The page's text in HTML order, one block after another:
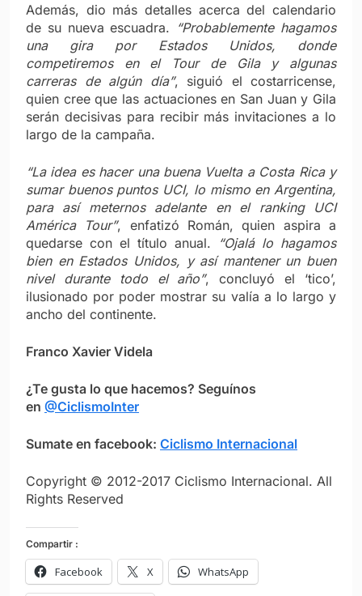
Además, dio más detalles acerca del calendario
de su nueva escuadra. “Probablemente hagamos
una gira por Estados Unidos, donde
competiremos en el Tour de Gila y algunas
carreras de algún día”, siguió el costarricense,
quien cree que las actuaciones en San Juan y Gila
serán decisivas para recibir más invitaciones a lo
largo de la campaña.
“La idea es hacer una buena Vuelta a Costa Rica y
sumar buenos puntos UCI, lo mismo en Argentina,
para así meternos adelante en el ranking UCI
América Tour”, enfatizó Román, quien aspira a
quedarse con el título anual.
“Ojalá lo hagamos
bien en Estados Unidos, y así mantener un buen
nivel durante todo el año”, concluyó el ‘tico’,
ilusionado por poder mostrar su valía a lo largo y
ancho del continente.
Franco Xavier Videla
¿Te gusta lo que hacemos? Seguínos
en @CiclismoInter
Sumate en facebook: Ciclismo Internacional
Copyright © 2012-2017 Ciclismo Internacional. All
Rights Reserved
Compartir :
Facebook X WhatsApp